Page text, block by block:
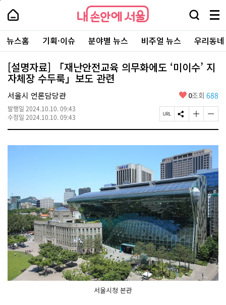
본
로
가
내
손
안
에
서
울
-
서
울
시
대
표
소
통
포
내
손
에
울
검
창
열
기
메
뉴
전
체
보
기
주
요
서
뉴스홈 기획·이슈 분야별 뉴스 비주얼 뉴스 우리동
[설명자료] 「재난안전교육 의무화에도 ‘미이수’ 지
자체장 수두룩」보도 관련
서울시 언론담당관
발행일 2024.10.10. 09:43
수정일 2024.10.10. 09:43
좋
요
0조회 688
페
이
U
L
복
사
S
N
공
유
하
기
글
자
기
크
게
변
경
하
기
글
자
기
작
게
변
경
하
기
서울시청 본관
페
상
단
로